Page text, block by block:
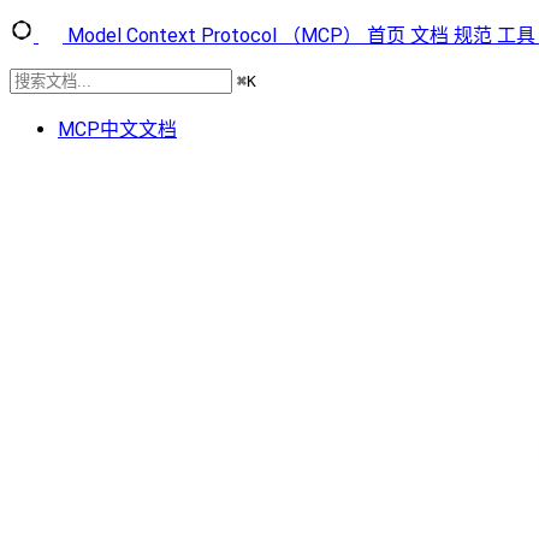
Model Context Protocol （MCP） 首页 文档 规范 工具
⌘K
MCP中文文档